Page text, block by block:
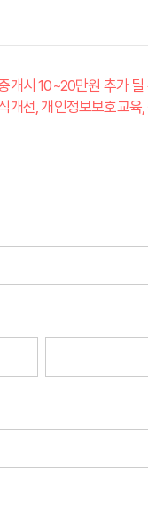
개시 10~20만원 추가 될
개선, 개인정보보호교